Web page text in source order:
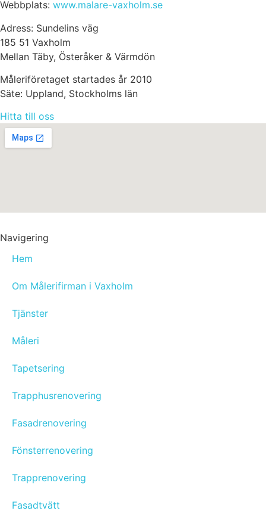
Webbplats: www.malare-vaxholm.se
Adress: Sundelins väg
185 51 Vaxholm
Mellan Täby, Österåker & Värmdön
Måleriföretaget startades år 2010
Säte: Uppland, Stockholms län
Hitta till oss
Navigering
Hem
Om Målerifirman i Vaxholm
Tjänster
Måleri
Tapetsering
Trapphusrenovering
Fasadrenovering
Fönsterrenovering
Trapprenovering
Fasadtvätt